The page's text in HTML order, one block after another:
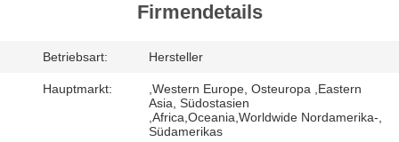
UNS
VERBINDUNG
Firmendetails
Betriebsart: Hersteller
Hauptmarkt:
,Western Europe, Osteuropa ,Eastern
Asia, Südostasien
,Africa,Oceania,Worldwide Nordamerika-,
Südamerikas